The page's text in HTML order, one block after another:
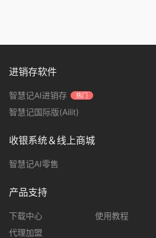
进销存软件
智慧记AI进销存 热门
智慧记国际版(Ailit)
收银系统＆线上商城
智慧记AI零售
产品支持
下载中心 使用教程
代理加盟